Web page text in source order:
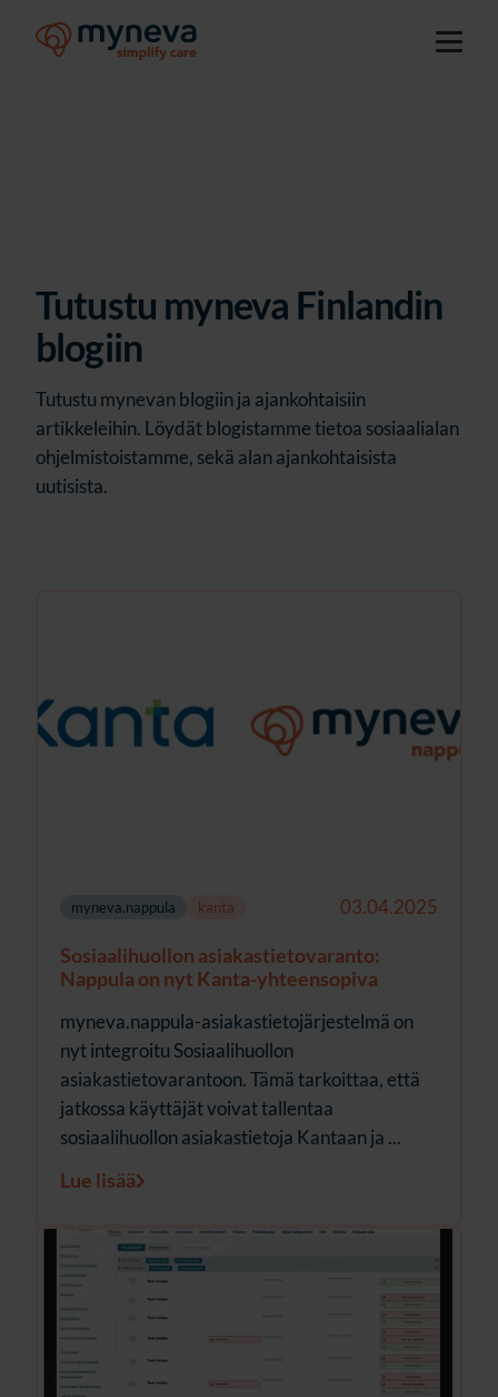
Tutustu myneva Finlandin
blogiin
Tutustu mynevan blogiin ja ajankohtaisiin
artikkeleihin. Löydät blogistamme tietoa sosiaalialan
ohjelmistoistamme, sekä alan ajankohtaisista
uutisista.
myneva.nappula kanta 03.04.2025
Sosiaalihuollon asiakastietovaranto:
Nappula on nyt Kanta-yhteensopiva
myneva.nappula-asiakastietojärjestelmä on
nyt integroitu Sosiaalihuollon
asiakastietovarantoon. Tämä tarkoittaa, että
jatkossa käyttäjät voivat tallentaa
sosiaalihuollon asiakastietoja Kantaan ja ...
Lue lisää